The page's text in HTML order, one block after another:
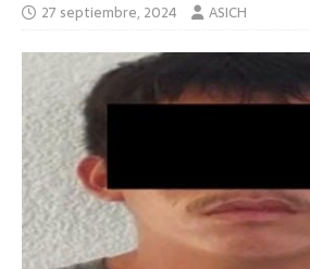
27 septiembre, 2024 ASICH